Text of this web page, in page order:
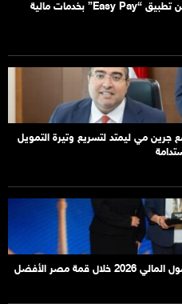
“البريد المصري” يطلق النسخة الجديدة من تطبيق “Easy Pay” بخدمات مالية
جرين مي ليمتد لتسريع وتيرة التمويل